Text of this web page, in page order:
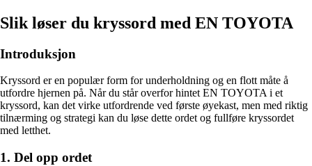
Slik løser du kryssord med EN TOYOTA
Introduksjon
Kryssord er en populær form for underholdning og en flott måte å
utfordre hjernen på. Når du står overfor hintet EN TOYOTA i et
kryssord, kan det virke utfordrende ved første øyekast, men med riktig
tilnærming og strategi kan du løse dette ordet og fullføre kryssordet
med letthet.
1. Del opp ordet